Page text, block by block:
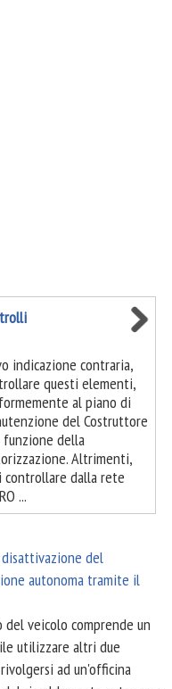
indicazione contraria,
questi elementi,
al piano di
del Costruttore
della
Altrimenti,
controllare dalla rete
...
disattivazione del
autonoma tramite il
veicolo comprende un
utilizzare altri due
ad un'officina